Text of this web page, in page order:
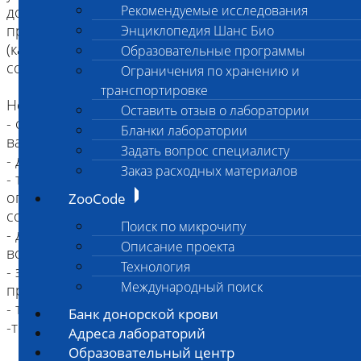
Рекомендуемые исследования
Энциклопедия Шанс Био
Образовательные программы
Ограничения по хранению и
транспортировке
Оставить отзыв о лаборатории
Бланки лаборатории
Задать вопрос специалисту
Заказ расходных материалов
ZooCode
Поиск по микрочипу
Описание проекта
Технология
Международный поиск
Банк донорской крови
Адреса лабораторий
Образовательный центр
документами, подтверждающими их
принадлежность данному учреждению
(каждый случай необходимо заранее
согласовывать с врачом патологоанатомом)
Не принимаются к исследованию:
- собаки и кошки, старше 4-х месяцев, не
вакцинированные от бешенства
- дикие животные (в т.ч. лисицы, песцы, еноты)
- трупы замороженные принимаются с
ограничением, указанные в Информированном
согласии
- для повторного вскрытия (например, после
вскрытия в другой организации);
- эксгумированные трупы (после захоронения
прошло более суток)
- трупы приматов